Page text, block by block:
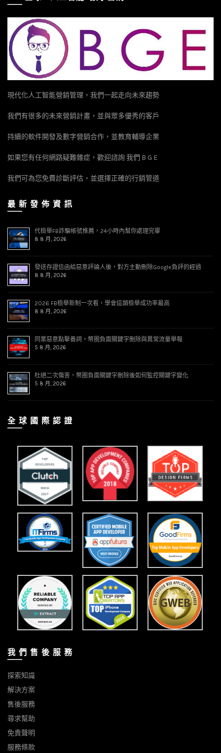
現代化人工智能營銷管理，我們一起走向未來趨勢
我們有很多的未來營銷計畫，並與眾多優秀的客戶
持續的軟件開發及數字營銷合作，並教育輔導企業
如果您有任何網路疑難雜症，歡迎諮詢 我們 B G E
我們可為您免費診斷評估，並選擇正確的行銷管道
最 新 發 佈 資 訊
代檢舉FB詐騙帳號推薦，24小時內幫你處理完畢
8 8 月, 2026
發送存證信函給惡意評論人後，對方主動刪除Google負評的經過
8 8 月, 2026
2026 FB檢舉新制一次看，學會這類檢舉成功率最高
8 8 月, 2026
同業惡意點擊養詞，幣圈負面關鍵字刪除與異常流量舉報
5 8 月, 2026
杜絕二次傷害，幣圈負面關鍵字刪除後如何監控關鍵字變化
5 8 月, 2026
全 球 國 際 認 證
我 們 售 後 服 務
探索知識
解決方案
售後服務
尋求幫助
免責聲明
服務條款